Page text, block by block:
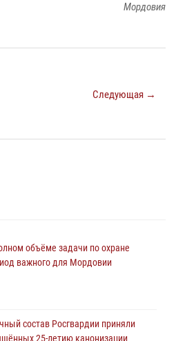
Мордовия
Следующая →
объёме задачи по охране
важного для Мордовии
состав Росгвардии приняли
25-летию канонизации